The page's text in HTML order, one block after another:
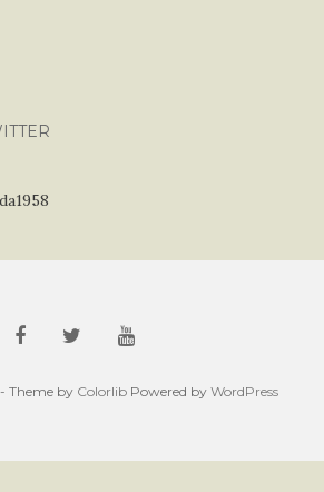
Theme by ColorlibPowered by WordPress